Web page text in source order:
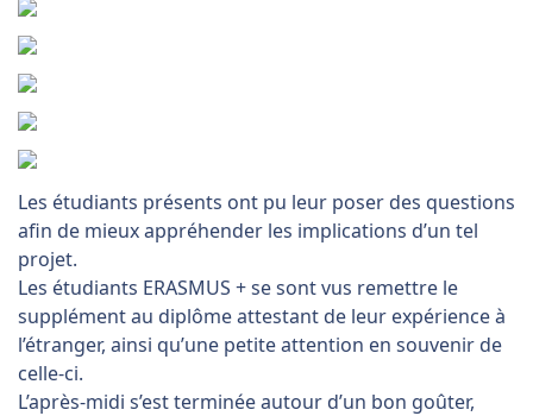
Les étudiants présents ont pu leur poser des questions
afin de mieux appréhender les implications d’un tel
projet.
Les étudiants ERASMUS + se sont vus remettre le
supplément au diplôme attestant de leur expérience à
l’étranger, ainsi qu’une petite attention en souvenir de
celle-ci.
L’après-midi s’est terminée autour d’un bon goûter,